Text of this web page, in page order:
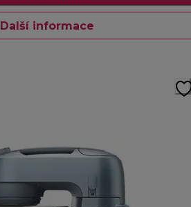
Další informace